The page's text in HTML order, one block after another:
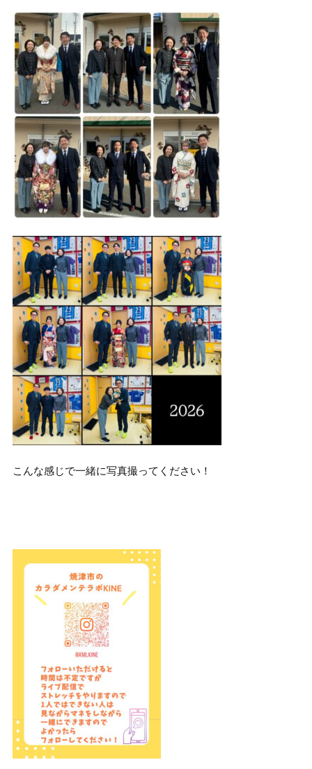
こんな感じで一緒に写真撮ってください！